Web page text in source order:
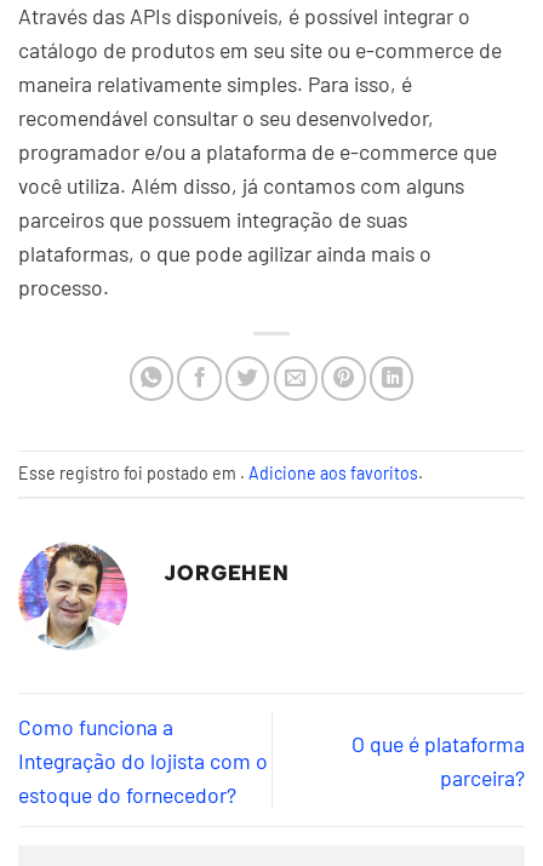
Através das APIs disponíveis, é possível integrar o
catálogo de produtos em seu site ou e-commerce de
maneira relativamente simples. Para isso, é
recomendável consultar o seu desenvolvedor,
programador e/ou a plataforma de e-commerce que
você utiliza. Além disso, já contamos com alguns
parceiros que possuem integração de suas
plataformas, o que pode agilizar ainda mais o
processo.
Esse registro foi postado em . Adicione aos favoritos.
JORGEHEN
Como funciona a
Integração do lojista com o
estoque do fornecedor?
O que é plataforma
parceira?